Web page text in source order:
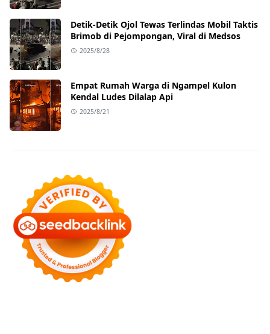
Detik-Detik Ojol Tewas Terlindas Mobil Taktis
Brimob di Pejompongan, Viral di Medsos
2025/8/28
Empat Rumah Warga di Ngampel Kulon
Kendal Ludes Dilalap Api
2025/8/21